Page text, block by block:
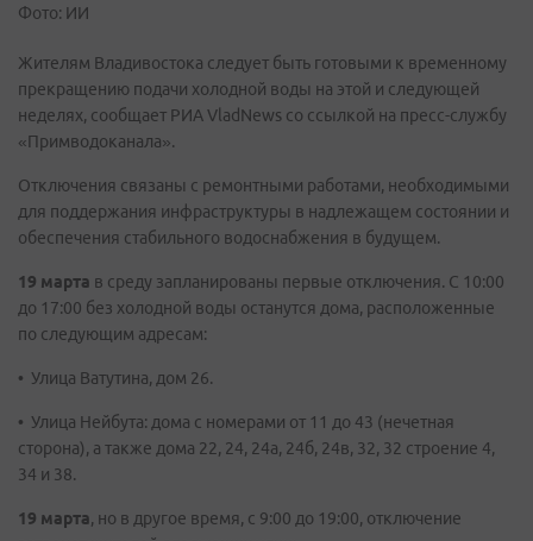
Фото: ИИ
Жителям Владивостока следует быть готовыми к временному
прекращению подачи холодной воды на этой и следующей
неделях, сообщает РИА VladNews со ссылкой на пресс-службу
«Примводоканала».
Отключения связаны с ремонтными работами, необходимыми
для поддержания инфраструктуры в надлежащем состоянии и
обеспечения стабильного водоснабжения в будущем.
19 марта в среду запланированы первые отключения. С 10:00
до 17:00 без холодной воды останутся дома, расположенные
по следующим адресам:
• Улица Ватутина, дом 26.
• Улица Нейбута: дома с номерами от 11 до 43 (нечетная
сторона), а также дома 22, 24, 24а, 24б, 24в, 32, 32 строение 4,
34 и 38.
19 марта, но в другое время, с 9:00 до 19:00, отключение